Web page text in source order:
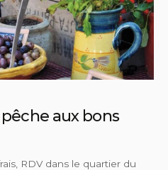
pêche aux bons
RDV dans le quartier du